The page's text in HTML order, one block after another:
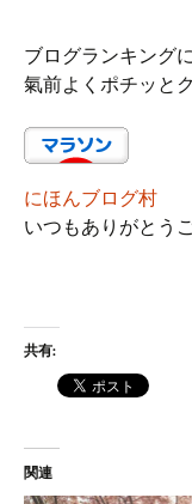
ブログランキング
氣前よくポチッと
にほんブログ村
いつもありがとう
共有:
関連